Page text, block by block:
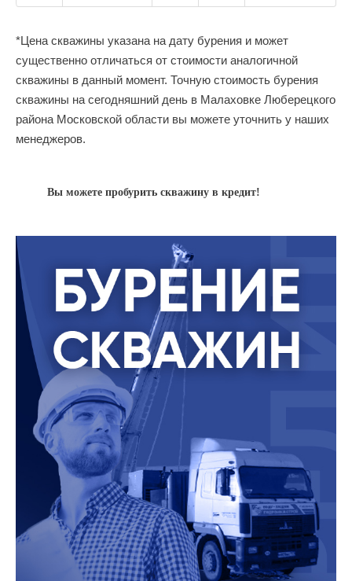
*Цена скважины указана на дату бурения и может
существенно отличаться от стоимости аналогичной
скважины в данный момент. Точную стоимость бурения
скважины на сегодняшний день в Малаховке Люберецкого
района Московской области вы можете уточнить у наших
менеджеров.
Вы можете пробурить скважину в кредит!